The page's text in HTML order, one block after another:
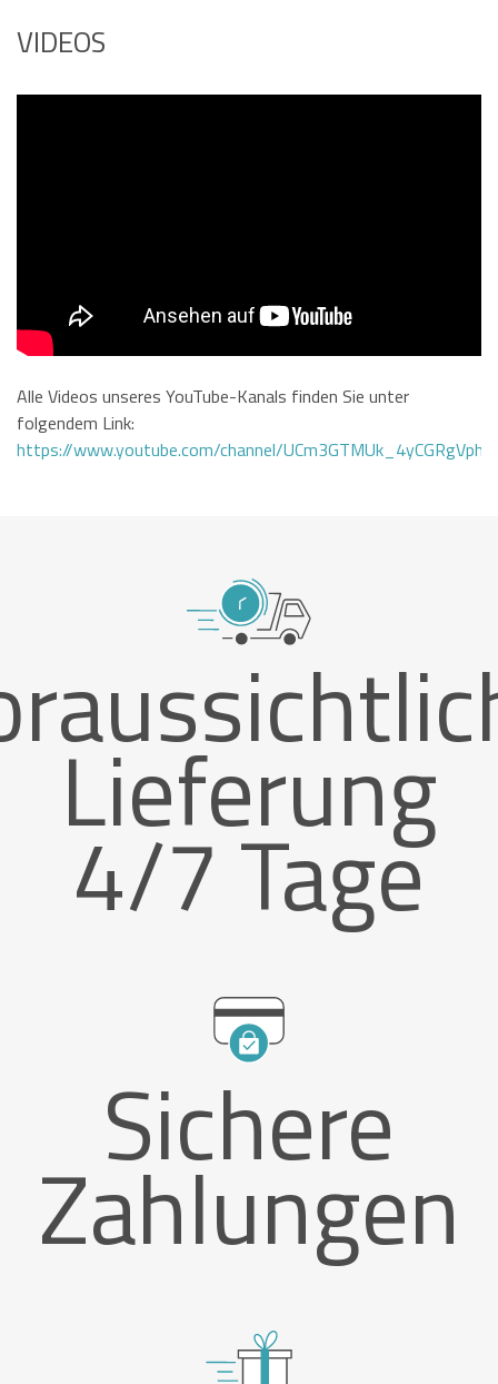
VIDEOS
Alle Videos unseres YouTube-Kanals finden Sie unter
folgendem Link:
https://www.youtube.com/channel/
Lieferung
4/7 Tage
Sichere
Zahlungen